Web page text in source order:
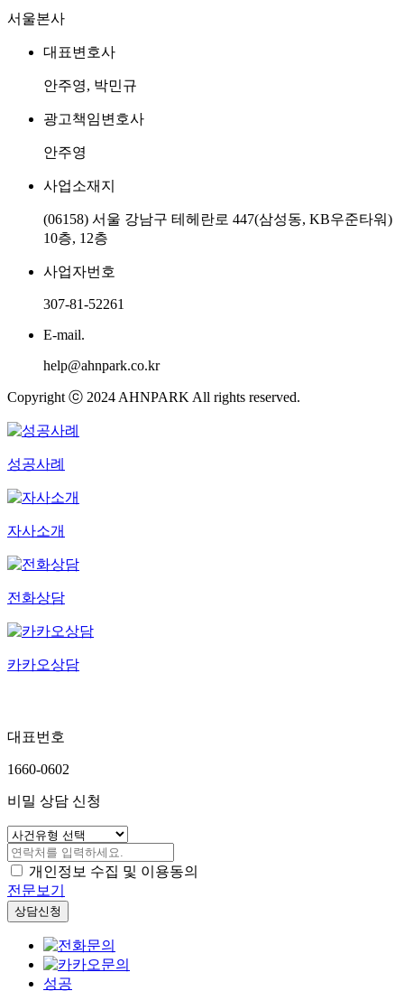
서울본사
대표변호사
안주영, 박민규
광고책임변호사
안주영
사업소재지
(06158) 서울 강남구 테헤란로 447(삼성동, KB우준타워)
10층, 12층
사업자번호
307-81-52261
E-mail.
help@ahnpark.co.kr
Copyright ⓒ 2024 AHNPARK All rights reserved.
성공사례
자사소개
전화상담
카카오상담
대표번호
1660-0602
비밀 상담 신청
개인정보 수집 및 이용동의
전문보기
상담신청
성공